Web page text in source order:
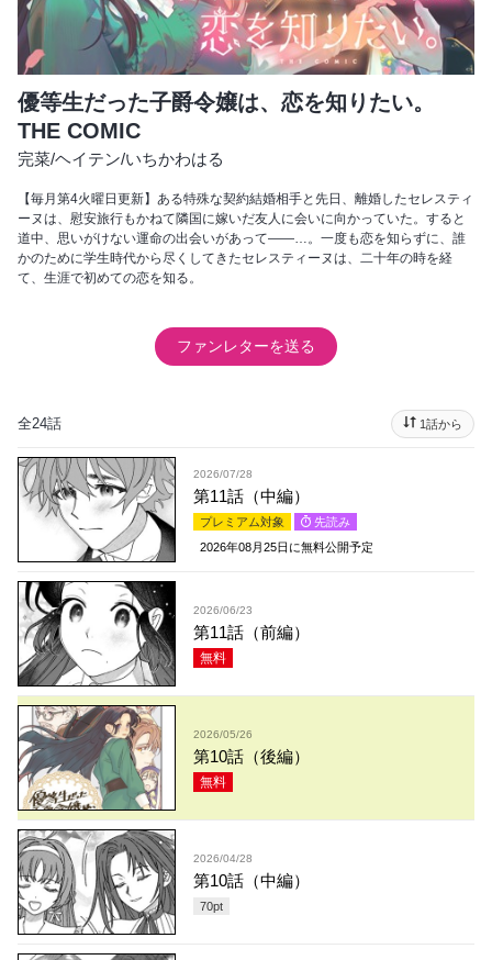
優等生だった子爵令嬢は、恋を知りたい。
THE COMIC
完菜/ヘイテン/いちかわはる
【毎月第4火曜日更新】ある特殊な契約結婚相手と先日、離婚したセレスティ
ーヌは、慰安旅行もかねて隣国に嫁いだ友人に会いに向かっていた。すると
道中、思いがけない運命の出会いがあって――…。一度も恋を知らずに、誰
かのために学生時代から尽くしてきたセレスティーヌは、二十年の時を経
て、生涯で初めての恋を知る。
ファンレターを送る
全24話 1話から
2026/07/28
第11話（中編）
プレミアム対象
先読み
2026年08月25日 に無料公開予定
2026/06/23
第11話（前編）
無料
2026/05/26
第10話（後編）
無料
2026/04/28
第10話（中編）
70pt